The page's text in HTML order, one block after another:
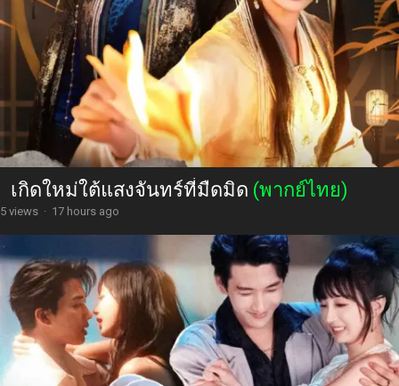
เกิดใหม่ใต้แสงจันทร์ที่มืดมิด (พากย์ไทย)
5 views · 17 hours ago